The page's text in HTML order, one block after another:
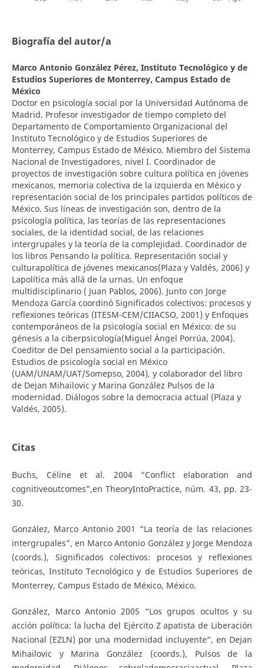
Biografía del autor/a
Marco Antonio González Pérez, Instituto Tecnológico y de
Estudios Superiores de Monterrey, Campus Estado de
México
Doctor en psicología social por la Universidad Autónoma de
Madrid. Profesor investigador de tiempo completo del
Departamento de Comportamiento Organizacional del
Instituto Tecnológico y de Estudios Superiores de
Monterrey, Campus Estado de México. Miembro del Sistema
Nacional de Investigadores, nivel I. Coordinador de
proyectos de investigación sobre cultura política en jóvenes
mexicanos, memoria colectiva de la izquierda en México y
representación social de los principales partidos políticos de
México. Sus líneas de investigación son, dentro de la
psicología política, las teorías de las representaciones
sociales, de la identidad social, de las relaciones
intergrupales y la teoría de la complejidad. Coordinador de
los libros Pensando la política. Representación social y
culturapolítica de jóvenes mexicanos(Plaza y Valdés, 2006) y
Lapolítica más allá de la urnas. Un enfoque
multidisciplinario ( Juan Pablos, 2006). Junto con Jorge
Mendoza García coordinó Significados colectivos: procesos y
reflexiones teóricas (ITESM-CEM/CIIACSO, 2001) y Enfoques
contemporáneos de la psicología social en México: de su
génesis a la ciberpsicología(Miguel Ángel Porrúa, 2004).
Coeditor de Del pensamiento social a la participación.
Estudios de psicología social en México
(UAM/UNAM/UAT/Somepso, 2004), y colaborador del libro
de Dejan Mihailovic y Marina González Pulsos de la
modernidad. Diálogos sobre la democracia actual (Plaza y
Valdés, 2005).
Citas
Buchs, Céline et al. 2004 “Conflict elaboration and
cognitiveoutcomes”,en TheoryIntoPractice, núm. 43, pp. 23-
30.
González, Marco Antonio 2001 “La teoría de las relaciones
intergrupales”, en Marco Antonio González y Jorge Mendoza
(coords.), Significados colectivos: procesos y reflexiones
teóricas, Instituto Tecnológico y de Estudios Superiores de
Monterrey, Campus Estado de México, México.
González, Marco Antonio 2005 “Los grupos ocultos y su
acción política: la lucha del Ejército Z apatista de Liberación
Nacional (EZLN) por una modernidad incluyente”, en Dejan
Mihailovic y Marina González (coords.), Pulsos de la